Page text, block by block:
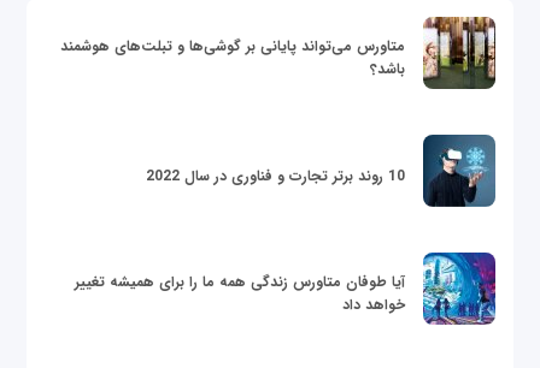
متاورس می‌تواند پایانی بر گوشی‌ها و تبلت‌های هوشمند
باشد؟
10 روند برتر تجارت و فناوری در سال 2022
آیا طوفان متاورس زندگی همه ما را برای همیشه تغییر
خواهد داد